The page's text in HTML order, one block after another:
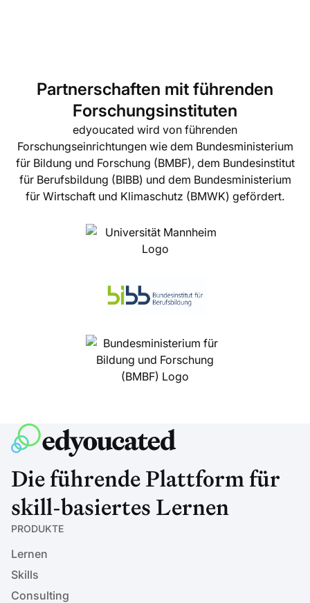
Partnerschaften mit führenden
Forschungsinstituten
edyoucated wird von führenden
Forschungseinrichtungen wie dem Bundesministerium
für Bildung und Forschung (BMBF), dem Bundesinstitut
für Berufsbildung (BIBB) und dem Bundesministerium
für Wirtschaft und Klimaschutz (BMWK) gefördert.
Die führende Plattform für
skill-basiertes Lernen
PRODUKTE
Lernen
Skills
Consulting